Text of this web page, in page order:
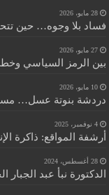
28 مايو، 2026
فساد بلا وجوه… حين
27 مايو، 2026
بين الرمز السياسي
10 مايو، 2026
دردشة بنوتة عسل…
4 نوفمبر، 2025
أرشفة المواقع: ذاكرة
28 أغسطس، 2024
الدكتورة نبأ عبد